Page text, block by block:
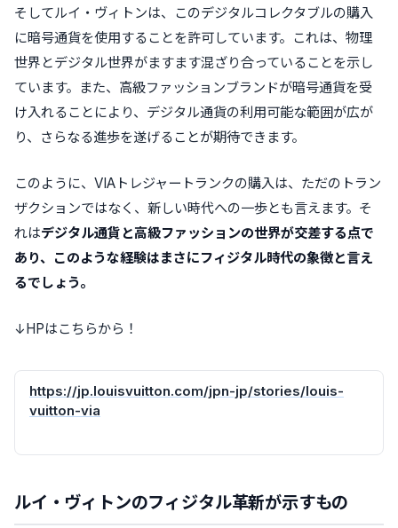
そしてルイ・ヴィトンは、このデジタルコレクタブルの購入
に暗号通貨を使用することを許可しています。これは、物理
世界とデジタル世界がますます混ざり合っていることを示し
ています。また、高級ファッションブランドが暗号通貨を受
け入れることにより、デジタル通貨の利用可能な範囲が広が
り、さらなる進歩を遂げることが期待できます。
このように、VIAトレジャートランクの購入は、ただのトラン
ザクションではなく、新しい時代への一歩とも言えます。そ
れはデジタル通貨と高級ファッションの世界が交差する点で
あり、このような経験はまさにフィジタル時代の象徴と言え
るでしょう。
↓HPはこちらから！
https://jp.louisvuitton.com/jpn-jp/stories/louis-
vuitton-via
ルイ・ヴィトンのフィジタル革新が示すもの